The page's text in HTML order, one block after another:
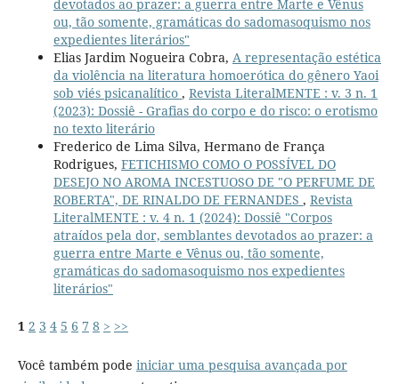
devotados ao prazer: a guerra entre Marte e Vênus
ou, tão somente, gramáticas do sadomasoquismo nos
expedientes literários"
Elias Jardim Nogueira Cobra, A representação estética
da violência na literatura homoerótica do gênero Yaoi
sob viés psicanalítico , Revista LiteralMENTE : v. 3 n. 1
(2023): Dossiê - Grafias do corpo e do risco: o erotismo
no texto literário
Frederico de Lima Silva, Hermano de França
Rodrigues, FETICHISMO COMO O POSSÍVEL DO
DESEJO NO AROMA INCESTUOSO DE "O PERFUME DE
ROBERTA", DE RINALDO DE FERNANDES , Revista
LiteralMENTE : v. 4 n. 1 (2024): Dossiê "Corpos
atraídos pela dor, semblantes devotados ao prazer: a
guerra entre Marte e Vênus ou, tão somente,
gramáticas do sadomasoquismo nos expedientes
literários"
1 2 3 4 5 6 7 8 > >>
Você também pode iniciar uma pesquisa avançada por